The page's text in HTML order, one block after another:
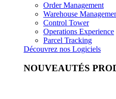
Order Management
Warehouse
Control Tower
Operations Experience
Parcel Tracking
Découvrez nos Logiciels
NOUVEAUTÉS